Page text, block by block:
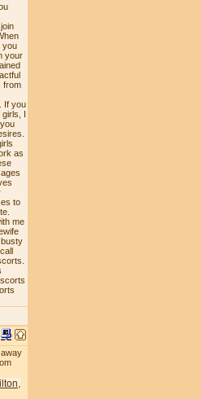
you
your
from
If you
girls, I
as
to
me